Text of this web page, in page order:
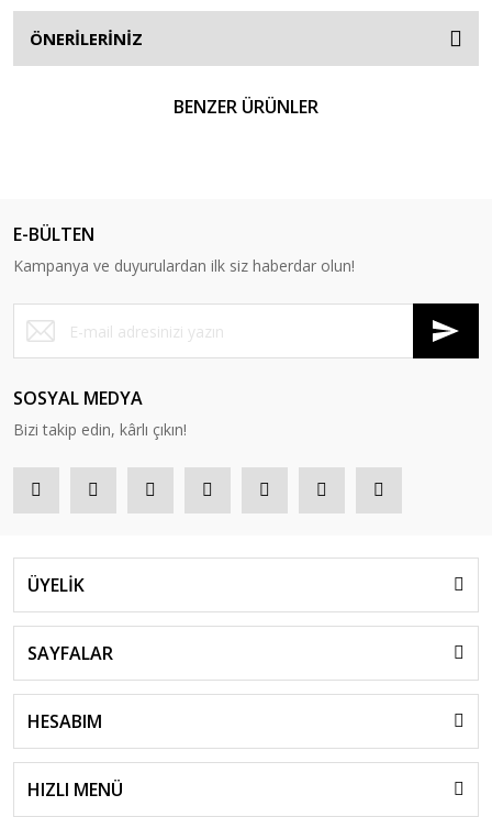
ÖNERİLERİNİZ
BENZER ÜRÜNLER
E-BÜLTEN
Kampanya ve duyurulardan ilk siz haberdar olun!
SOSYAL MEDYA
Bizi takip edin, kârlı çıkın!
ÜYELİK
SAYFALAR
HESABIM
HIZLI MENÜ